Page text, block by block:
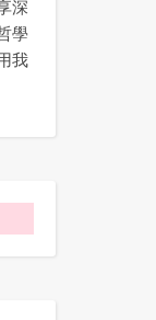
深
學
我